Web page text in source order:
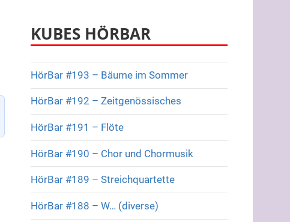
KUBES HÖRBAR
HörBar #193 – Bäume im Sommer
HörBar #192 – Zeitgenössisches
HörBar #191 – Flöte
HörBar #190 – Chor und Chormusik
HörBar #189 – Streichquartette
HörBar #188 – W… (diverse)